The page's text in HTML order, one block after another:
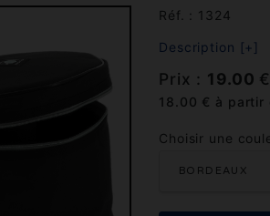
Réf. : 1324
Description [+]
Prix : 19.00
18.00 € à partir
Choisir une
BORDEAUX